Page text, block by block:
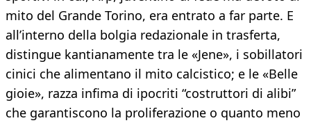
mito del Grande Torino, era entrato a far parte. E
all’interno della bolgia redazionale in trasferta,
distingue kantianamente tra le «Jene», i sobillatori
cinici che alimentano il mito calcistico; e le «Belle
gioie», razza infima di ipocriti “costruttori di alibi”
che garantiscono la proliferazione o quanto meno